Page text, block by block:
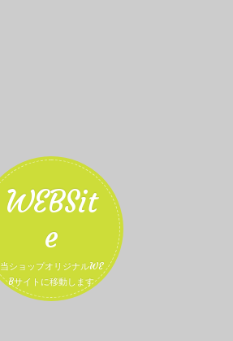
WEBSit
e
当ショップオリジナルWE
Bサイトに移動します